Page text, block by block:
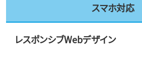
スマホ対応
レスポンシブWebデザイン